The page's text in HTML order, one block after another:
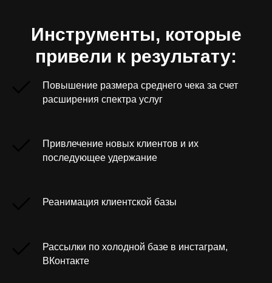
Инструменты, которые
привели к результату:
Повышение размера среднего чека за счет
расширения спектра услуг
Привлечение новых клиентов и их
последующее удержание
Реанимация клиентской базы
Рассылки по холодной базе в инстаграм,
ВКонтакте